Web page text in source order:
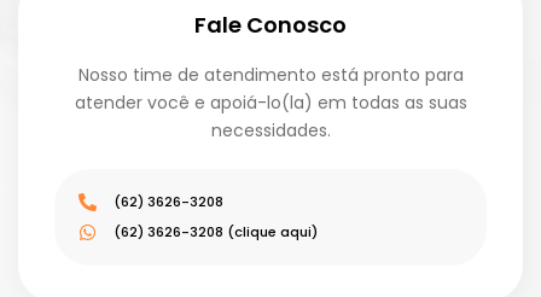
Fale Conosco
Nosso time de atendimento está pronto para
atender você e apoiá-lo(la) em todas as suas
necessidades.
(62) 3626-3208
(62) 3626-3208 (clique aqui)